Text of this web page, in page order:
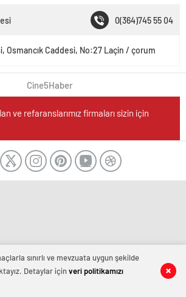
0(364)745 55 04
Osmancık Caddesi, No:27 Laçin / çorum
Cine5Haber
ve refaranslarımız firmaları sizin için
sınırlı ve mevzuata uygun şekilde
Detaylar içinveri politikamızı